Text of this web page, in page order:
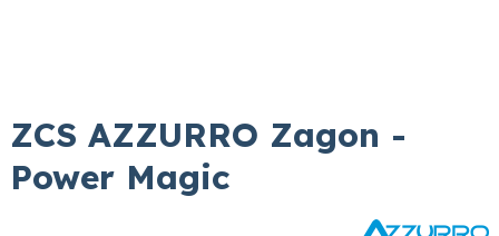
ZCS AZZURRO Zagon -
Power Magic